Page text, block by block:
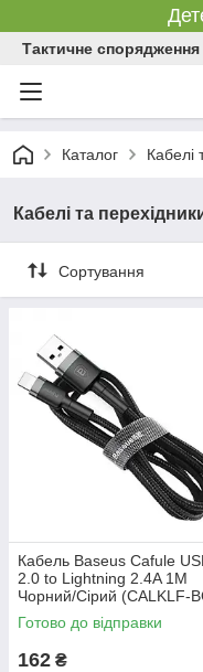
Тактичне спорядження
Каталог Кабелі
Кабелі та
Сортування
Кабель Baseus Cafule
2.0 to Lightning 2.4A 1M
Чорний/Сірий (CALKLF-
Готово до відправки
162 ₴